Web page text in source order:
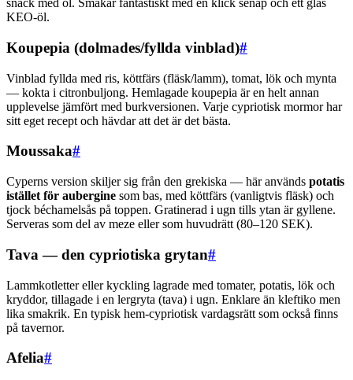
snack med öl. Smakar fantastiskt med en klick senap och ett glas
KEO-öl.
Koupepia (dolmades/fyllda vinblad)#
Vinblad fyllda med ris, köttfärs (fläsk/lamm), tomat, lök och mynta
— kokta i citronbuljong. Hemlagade koupepia är en helt annan
upplevelse jämfört med burkversionen. Varje cypriotisk mormor har
sitt eget recept och hävdar att det är det bästa.
Moussaka#
Cyperns version skiljer sig från den grekiska — här används potatis
istället för aubergine som bas, med köttfärs (vanligtvis fläsk) och
tjock béchamelsås på toppen. Gratinerad i ugn tills ytan är gyllene.
Serveras som del av meze eller som huvudrätt (80–120 SEK).
Tava — den cypriotiska grytan#
Lammkotletter eller kyckling lagrade med tomater, potatis, lök och
kryddor, tillagade i en lergryta (tava) i ugn. Enklare än kleftiko men
lika smakrik. En typisk hem-cypriotisk vardagsrätt som också finns
på tavernor.
Afelia#